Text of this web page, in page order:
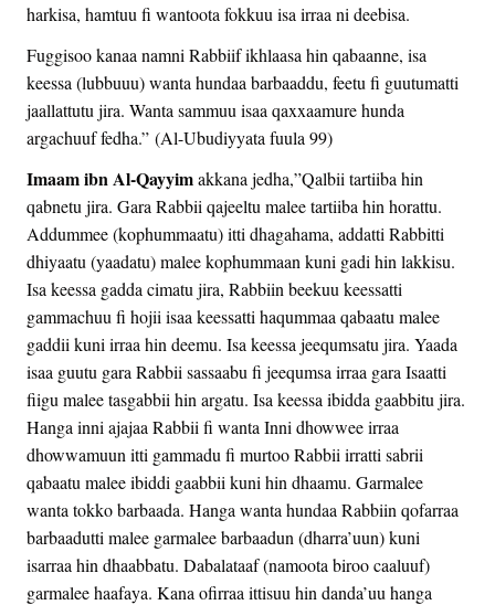
harkisa, hamtuu fi wantoota fokkuu isa irraa ni deebisa.
Fuggisoo kanaa namni Rabbiif ikhlaasa hin qabaanne, isa
keessa (lubbuuu) wanta hundaa barbaaddu, feetu fi guutumatti
jaallattutu jira. Wanta sammuu isaa qaxxaamure hunda
argachuuf fedha.” (Al-Ubudiyyata fuula 99)
Imaam ibn Al-Qayyimakkana jedha,”Qalbii tartiiba hin
qabnetu jira. Gara Rabbii qajeeltu malee tartiiba hin horattu.
Addummee (kophummaatu) itti dhagahama, addatti Rabbitti
dhiyaatu (yaadatu) malee kophummaan kuni gadi hin lakkisu.
Isa keessa gadda cimatu jira, Rabbiin beekuu keessatti
gammachuu fi hojii isaa keessatti haqummaa qabaatu malee
gaddii kuni irraa hin deemu. Isa keessa jeequmsatu jira. Yaada
isaa guutu gara Rabbii sassaabu fi jeequmsa irraa gara Isaatti
fiigu malee tasgabbii hin argatu. Isa keessa ibidda gaabbitu jira.
Hanga inni ajajaa Rabbii fi wanta Inni dhowwee irraa
dhowwamuun itti gammadu fi murtoo Rabbii irratti sabrii
qabaatu malee ibiddi gaabbii kuni hin dhaamu. Garmalee
wanta tokko barbaada. Hanga wanta hundaa Rabbiin qofarraa
barbaadutti malee garmalee barbaadun (dharra’uun) kuni
isarraa hin dhaabbatu. Dabalataaf (namoota biroo caaluuf)
garmalee haafaya. Kana ofirraa ittisuu hin danda’uu hanga